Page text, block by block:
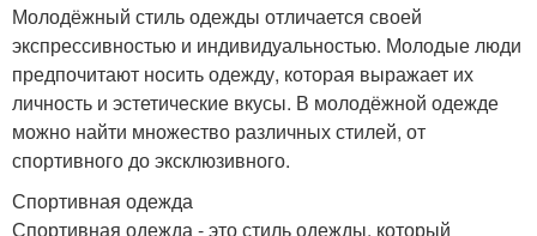
Молодёжный стиль одежды отличается своей
экспрессивностью и индивидуальностью. Молодые люди
предпочитают носить одежду, которая выражает их
личность и эстетические вкусы. В молодёжной одежде
можно найти множество различных стилей, от
спортивного до эксклюзивного.
Спортивная одежда
Спортивная одежда - это стиль одежды, который